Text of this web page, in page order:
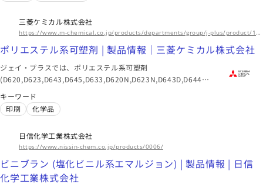
三菱ケミカル株式会社
https://www.m-chemical.co.jp/products/departments/group/j-plus/product/1199901_6902.html
ポリエステル系可塑剤 | 製品情報｜三菱ケミカル株式会社
ジェイ・プラスでは、ポリエステル系可塑剤
(D620,D623,D643,D645,D633,D620N,D623N,D643D,D6440A,D671N)
キーワード
印刷
化学品
日信化学工業株式会社
https://www.nissin-chem.co.jp/products/0006/
ビニブラン (塩化ビニル系エマルジョン) | 製品情報 | 日信
化学工業株式会社